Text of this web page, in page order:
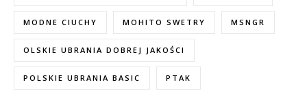
MODNE CIUCHY MOHITO SWETRY MSNGR
OLSKIE UBRANIA DOBREJ JAKOŚCI
POLSKIE UBRANIA BASIC PTAK